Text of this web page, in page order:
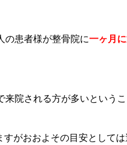
の患者様が整骨院に一ヶ月
院される方が多いというこ
がおおよその目安として